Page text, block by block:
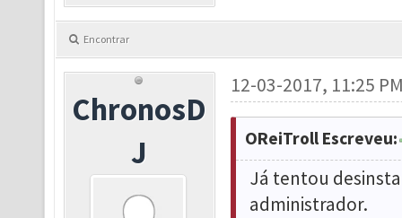
Encontrar
ChronosD
J
12-03-2017, 11:25
OReiTroll Escreveu:
Já tentou
administrador.